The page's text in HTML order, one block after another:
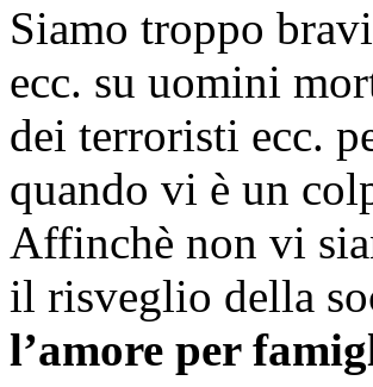
Siamo troppo
ecc. su uomini
dei terroristi ecc.
quando vi è un
Affinchè non vi
il risveglio della
l’amore per